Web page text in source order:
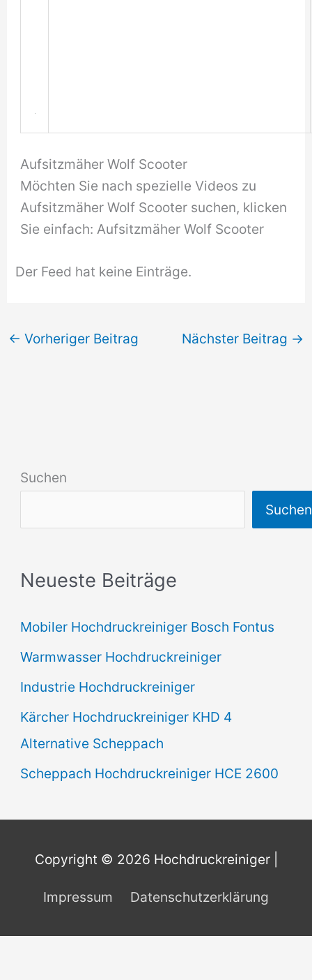
Aufsitzmäher Wolf Scooter
Möchten Sie nach spezielle Videos zu
Aufsitzmäher Wolf Scooter suchen, klicken
Sie einfach: Aufsitzmäher Wolf Scooter
Der Feed hat keine Einträge.
← Vorheriger Beitrag Nächster Beitrag →
Suchen
Suchen
Neueste Beiträge
Mobiler Hochdruckreiniger Bosch Fontus
Warmwasser Hochdruckreiniger
Industrie Hochdruckreiniger
Kärcher Hochdruckreiniger KHD 4
Alternative Scheppach
Scheppach Hochdruckreiniger HCE 2600
Copyright © 2026 Hochdruckreiniger|
Impressum Datenschutzerklärung